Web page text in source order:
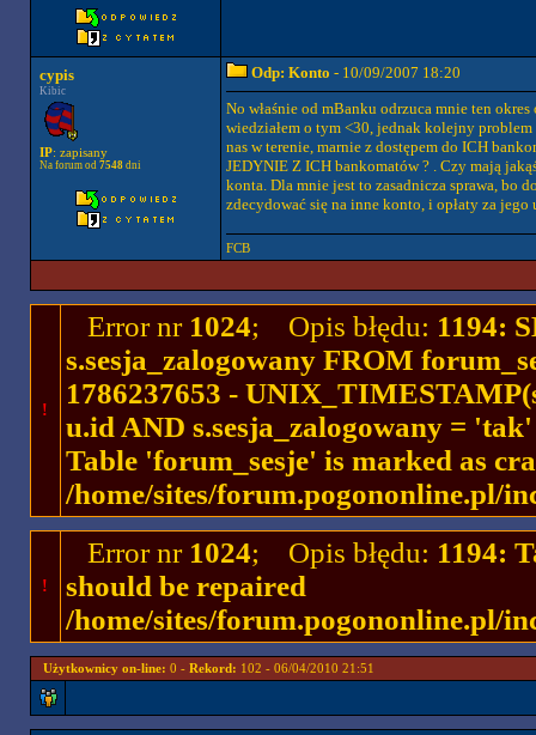
cypis
Kibic
IP: zapisany
Na forum od 7548dni
Odp: Konto - 10/09/2007 18:20
No właśnie od mBanku odrzuca mnie ten
wiedziałem o tym <30, jednak kolejny
nas w terenie, marnie z dostępem do ICH
JEDYNIE Z ICH bankomatów ? . Czy mają
konta. Dla mnie jest to zasadnicza sprawa, bo
zdecydować się na inne konto, i opłaty za
FCB
!
Error nr 1024; Opis błędu: 1194:
s.sesja_zalogowany FROM
1786237653 -
u.id AND s.sesja_zalogowany =
Table 'forum_sesje' is marked as
/home/sites/forum.pogononline.pl/
!
Error nr 1024; Opis błędu: 1194:
should be repaired
/home/sites/forum.pogononline.pl/
Użytkownicy on-line: 0 - Rekord: 102 - 06/04/2010 21:51